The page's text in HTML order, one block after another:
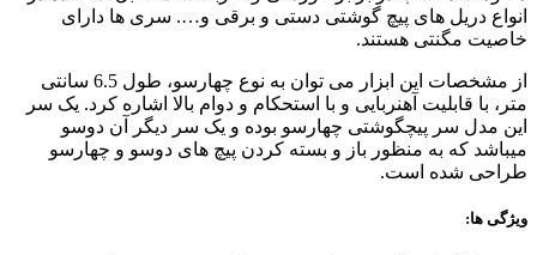
انواع دریل های پیچ گوشتی دستی و برقی و…. سری ها دارای
خاصیت مگنتی هستند.
از مشخصات این ابزار می توان به نوع چهارسو، طول 6.5 سانتی
متر، با قابلیت آهنربایی و با استحکام و دوام بالا اشاره کرد. یک سر
این مدل سر پیچگوشتی چهارسو بوده و یک سر دیگر آن دوسو
میباشد که به منظور باز و بسته کردن پیچ های دوسو و چهارسو
طراحی شده است.
ویژگی ها: